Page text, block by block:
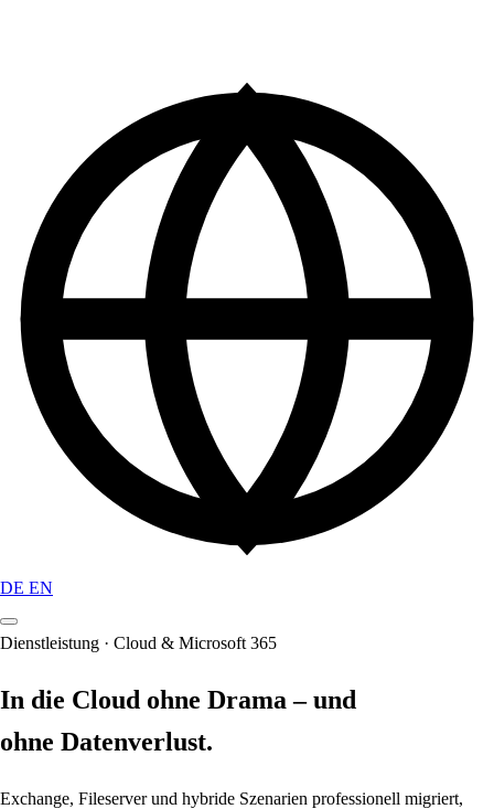
DE EN
Dienstleistung · Cloud & Microsoft 365
In die Cloud ohne Drama – und
ohne Datenverlust.
Exchange, Fileserver und hybride Szenarien professionell migriert,